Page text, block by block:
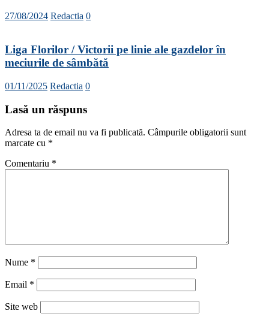
27/08/2024 Redactia 0
Liga Florilor / Victorii pe linie ale gazdelor în
meciurile de sâmbătă
01/11/2025 Redactia 0
Lasă un răspuns
Adresa ta de email nu va fi publicată. Câmpurile obligatorii sunt
marcate cu *
Comentariu *
Nume *
Email *
Site web